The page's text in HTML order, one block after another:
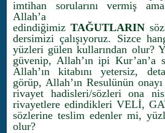
imtihan sorularını vermiş
Allah’a
edindiğimizTAĞUTLARIN
dersimizi çalışıyoruz. Sizce
yüzleri gülen kullarından olur?
güvenip, Allah’ın ipi Kur’an’a
Allah’ın kitabını yetersiz,
görüp, Allah’ın Resulünün
rivayet hadisleri/sözleri ona
rivayetlere edindikleri VELİ,
sözlerine teslim edenler mi,
olur?